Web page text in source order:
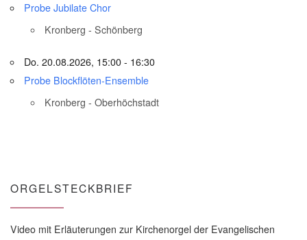
Probe Jubilate Chor
Kronberg - Schönberg
Do. 20.08.2026, 15:00 - 16:30
Probe Blockflöten-Ensemble
Kronberg - Oberhöchstadt
ORGELSTECKBRIEF
Video mit Erläuterungen zur Kirchenorgel der Evangelischen